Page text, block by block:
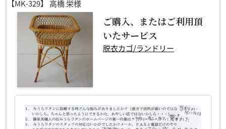
【MK-329】 高橋 栄様
ご購入、またはご利用頂
いたサービス
脱衣カゴ/ランドリー